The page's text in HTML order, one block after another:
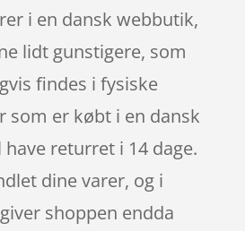
i en dansk webbutik,
lidt gunstigere, som
findes i fysiske
som er købt i en dansk
returret i 14 dage.
dine varer, og i
shoppen endda